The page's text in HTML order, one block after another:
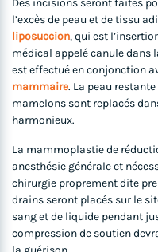
l’excès de peau et de tissu
liposuccion, qui est
médical appelé canule dans
est effectué en conjonction
mammaire. La peau
mamelons sont replacés
harmonieux.
La mammoplastie de
anesthésie générale et
chirurgie proprement dite
drains seront placés sur le
sang et de liquide pendant
compression de soutien